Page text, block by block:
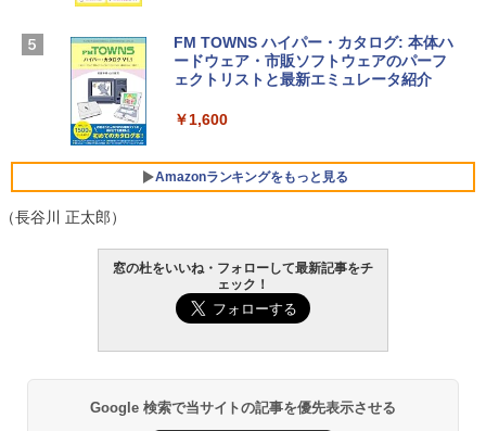
D - シルバー
￥261,414
チ AMD Ryzen 7 170 メモリ16GB SSD 5
12GB Microsoft 365 Personal (24か月
5BUWS
￥109,800
Robloxギフトカード - 10,000 Robux
【限定バーチャルアイテムを含む】 【オ
オンラインコード版
￥14,500
FM TOWNS ハイパー・カタログ: 本体ハ
ードウェア・市販ソフトウェアのパーフ
ェクトリストと最新エミュレータ紹介
￥1,600
Amazonランキングをもっと見る
Amazon Kindle - 目に優しい、かさばら
ない、大きな画面で読みやすい、6週間持
続バッテリー、6インチディスプレイ電子
書籍リーダー、マッチャ、16GB、広告な
￥16,980
（長谷川 正太郎）
窓の杜をいいね・フォローして最新記事をチ
ェック！
Google 検索で当サイトの記事を優先表示させる